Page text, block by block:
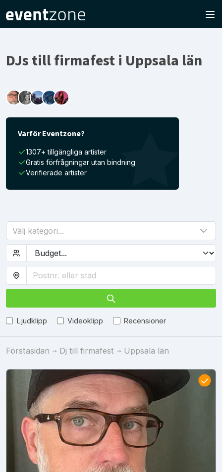
DJs till firmafest i Uppsala län
Varför Eventzone?
1307+ tillgängliga artister
Gratis förfrågningar utan bindning
Verifierade artister
Välj kategori...
Ljudklipp Videoklipp Recensioner
Förstasidan Dj till firmafest Uppsala län